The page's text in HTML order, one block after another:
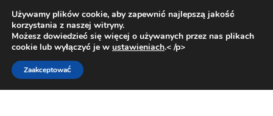
DOSTAWA od 31 zł
Pn.-pt. 9:00-16:00800 003 167
Przejdź
do
nawigacji
Przejdź
do
treści
Używamy plików cookie, aby zapewnić najlepszą jakość
korzystania z naszej witryny.
Możesz dowiedzieć się więcej o używanych przez nas plikach
cookie lub wyłączyć je w ustawieniach.< /p>
Zaakceptować